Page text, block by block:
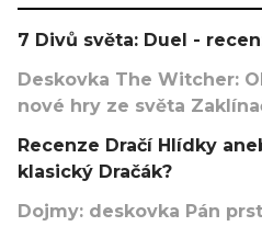
7 Divů světa: Duel -
Deskovka The Witcher:
nové hry ze světa
Recenze Dračí Hlídky
klasický Dračák?
Dojmy: deskovka Pán